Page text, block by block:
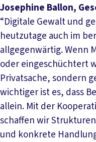
Josephine Ballon,
“Digitale Gewalt und
heutzutage auch im
allgegenwärtig. Wenn
oder eingeschüchtert
Privatsache, sondern
wichtiger ist es, dass
allein. Mit der
schaffen wir
und konkrete